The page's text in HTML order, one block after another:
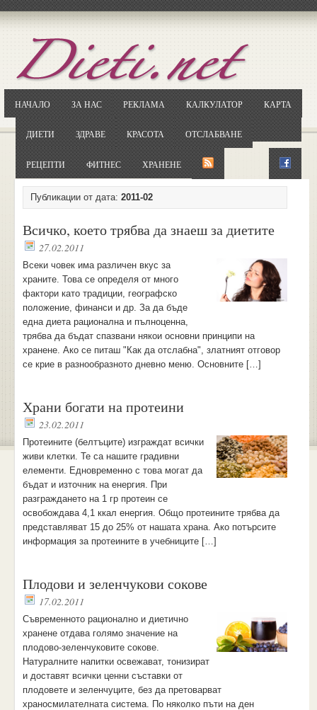
НАЧАЛО ЗА НАС РЕКЛАМА КАЛКУЛАТОР КАРТА
ДИЕТИ ЗДРАВЕ КРАСОТА ОТСЛАБВАНЕ
РЕЦЕПТИ ФИТНЕС ХРАНЕНЕ
Публикации от дата: 2011-02
Всичко, което трябва да знаеш за диетите
27.02.2011
Всеки човек има различен вкус за
храните. Това се определя от много
фактори като традиции, географско
положение, финанси и др. За да бъде
една диета рационална и пълноценна,
трябва да бъдат спазвани някои основни принципи на
хранене. Ако се питаш "Как да отслабна", златният отговор
се крие в разнообразното дневно меню. Основните […]
Храни богати на протеини
23.02.2011
Протеините (белтъците) изграждат всички
живи клетки. Те са нашите градивни
елементи. Едновременно с това могат да
бъдат и източник на енергия. При
разграждането на 1 гр протеин се
освобождава 4,1 ккал енергия. Общо протеините трябва да
представляват 15 до 25% от нашата храна. Ако потърсите
информация за протеините в учебниците […]
Плодови и зеленчукови сокове
17.02.2011
Съвременното рационално и диетично
хранене отдава голямо значение на
плодово-зеленчуковите сокове.
Натуралните напитки освежават, тонизират
и доставят всички ценни съставки от
плодовете и зеленчуците, без да претоварват
храносмилателната система. По няколко пъти на ден
ОтворетеGoogle.bg
Потърсете "Cloxy"
Кликнете на първия резултат
... и я въведете в полето: